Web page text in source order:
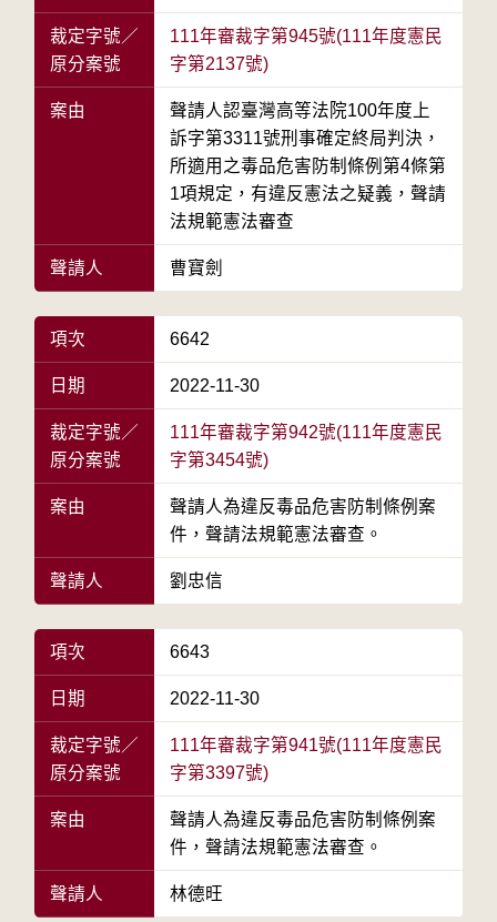
裁定字號／
原分案號
111年審裁字第945號(111年度憲民
字第2137號)
案由
聲請人認臺灣高等法院100年度上
訴字第3311號刑事確定終局判決，
所適用之毒品危害防制條例第4條第
1項規定，有違反憲法之疑義，聲請
法規範憲法審查
聲請人 曹寶劍
項次 6642
日期 2022-11-30
裁定字號／
原分案號
111年審裁字第942號(111年度憲民
字第3454號)
案由
聲請人為違反毒品危害防制條例案
件，聲請法規範憲法審查。
聲請人 劉忠信
項次 6643
日期 2022-11-30
裁定字號／
原分案號
111年審裁字第941號(111年度憲民
字第3397號)
案由
聲請人為違反毒品危害防制條例案
件，聲請法規範憲法審查。
聲請人 林德旺